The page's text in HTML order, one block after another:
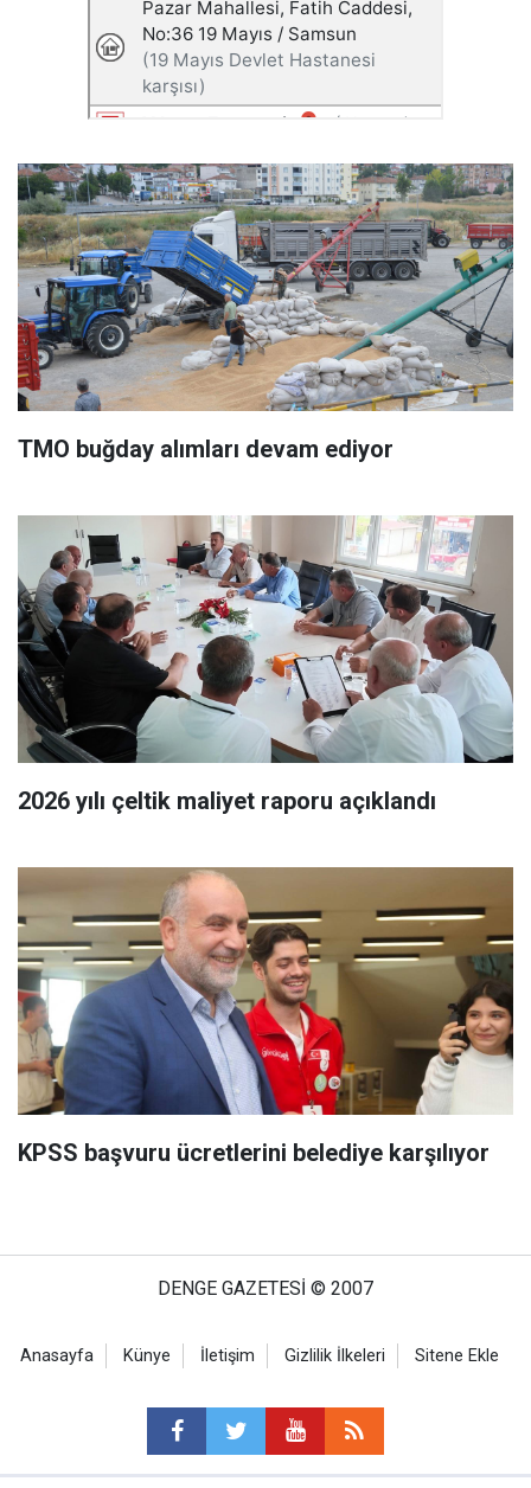
TMO buğday alımları devam ediyor
2026 yılı çeltik maliyet raporu açıklandı
KPSS başvuru ücretlerini belediye karşılıyor
DENGE GAZETESİ © 2007
Anasayfa Künye İletişim Gizlilik İlkeleri Sitene Ekle